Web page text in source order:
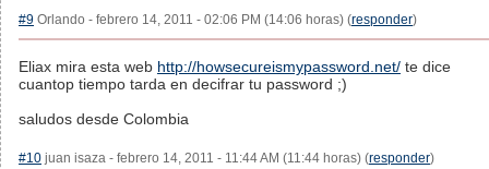
#9 Orlando - febrero 14, 2011 - 02:06 PM (14:06 horas) (responder)
Eliax mira esta web http://howsecureismypassword.net/ te dice
cuantop tiempo tarda en decifrar tu password ;)
saludos desde Colombia
#10 juan isaza - febrero 14, 2011 - 11:44 AM (11:44 horas) (responder)